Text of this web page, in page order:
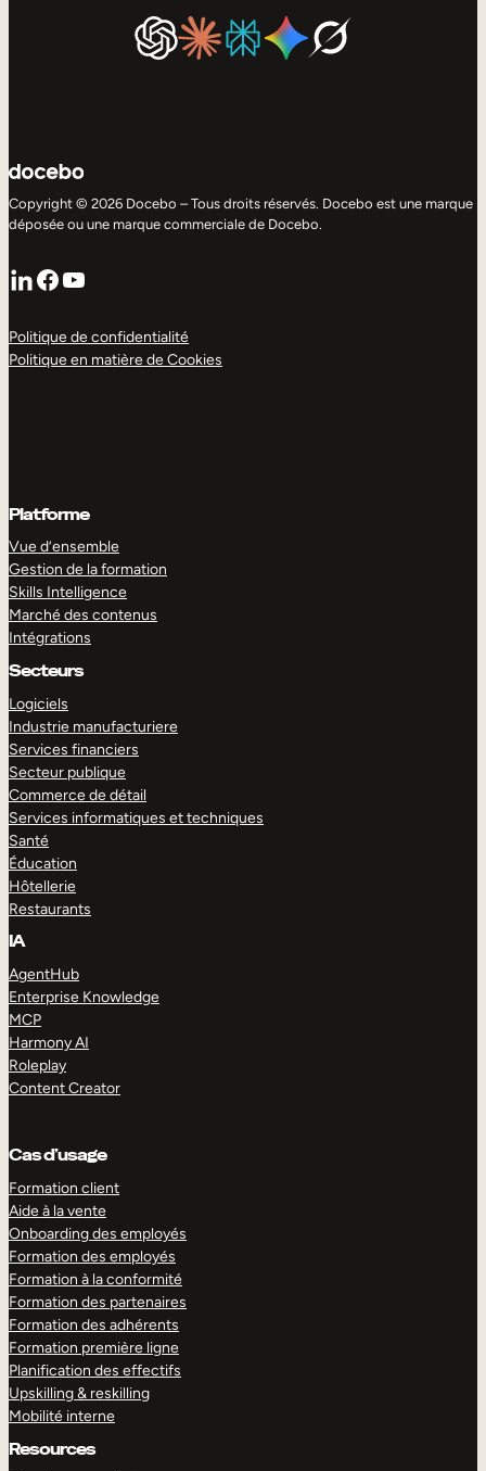
Copyright © 2026 Docebo – Tous droits réservés. Docebo est une marque
déposée ou une marque commerciale de Docebo.
LinkedIn
Facebook
YouTube
Politique de confidentialité
Politique en matière de Cookies
Platforme
Vue d’ensemble
Gestion de la formation
Skills Intelligence
Marché des contenus
Intégrations
Secteurs
Logiciels
Industrie manufacturiere
Services financiers
Secteur publique
Commerce de détail
Services informatiques et techniques
Santé
Éducation
Hôtellerie
Restaurants
IA
AgentHub
Enterprise Knowledge
MCP
Harmony AI
Roleplay
Content Creator
Cas d’usage
Formation client
Aide à la vente
Onboarding des employés
Formation des employés
Formation à la conformité
Formation des partenaires
Formation des adhérents
Formation première ligne
Planification des effectifs
Upskilling & reskilling
Mobilité interne
Resources